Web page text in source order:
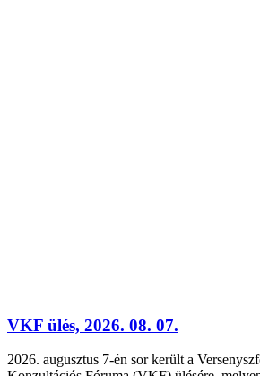
VKF ülés, 2026. 08. 07.
2026. augusztus 7-én sor került a